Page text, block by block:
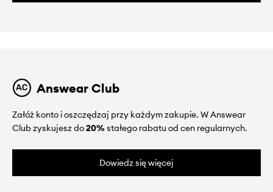
Answear Club
Załóż konto i oszczędzaj przy każdym zakupie. W Answear
Club zyskujesz do20%stałego rabatu od cen regularnych.
Dowiedz się więcej